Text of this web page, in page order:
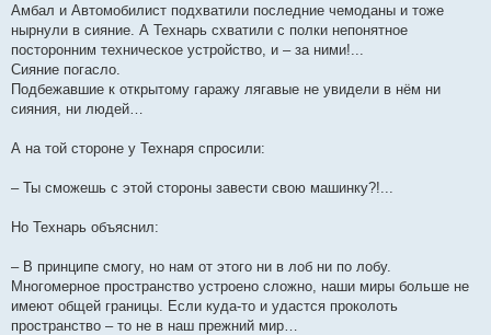
Амбал и Автомобилист подхватили последние чемоданы и тоже
нырнули в сияние. А Технарь схватили с полки непонятное
посторонним техническое устройство, и – за ними!...
Сияние погасло.
Подбежавшие к открытому гаражу лягавые не увидели в нём ни
сияния, ни людей…
А на той стороне у Технаря спросили:
– Ты сможешь с этой стороны завести свою машинку?!...
Но Технарь объяснил:
– В принципе смогу, но нам от этого ни в лоб ни по лобу.
Многомерное пространство устроено сложно, наши миры больше не
имеют общей границы. Если куда-то и удастся проколоть
пространство – то не в наш прежний мир…